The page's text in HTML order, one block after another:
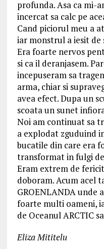
profunda. Asa ca mi-
incercat sa calc pe
Cand piciorul meu a
iar monstrul a iesit de
Era foarte nervos
si ca il deranjasem.
incepuseram sa
arma, chiar si
avea efect. Dupa un
scoata un sunet
Noi am continuat sa
a explodat zguduind
bucatile din care era
transformat in fulgi
Eram extrem de
doboram. Acum acel
GROENLANDA unde
foarte multi oameni,
de Oceanul ARCTIC
Eliza Mititelu